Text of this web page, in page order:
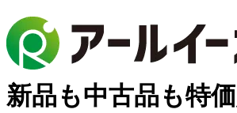
新品も中古品も特